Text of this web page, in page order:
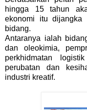
hingga 15 tahun
ekonomi itu dijangka
bidang.
Antaranya ialah
dan oleokimia,
perkhidmatan
perubatan dan
industri kreatif.